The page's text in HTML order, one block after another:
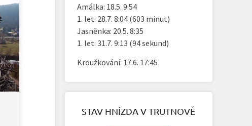
Amálka: 18.5. 9:54
1. let: 28.7. 8:04 (603 minut)
Jasněnka: 20.5. 8:35
1. let: 31.7. 9:13 (94 sekund)
Kroužkování: 17.6. 17:45
STAV HNÍZDA V TRUTNOVĚ